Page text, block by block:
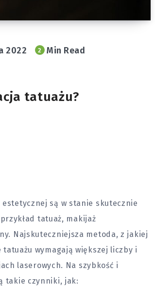
2022 2 Min Read
tatuażu?
są w stanie skutecznie
tatuaż, makijaż
Najskuteczniejsza metoda, z jakiej
wymagają większej liczby i
laserowych. Na szybkość i
takie czynniki, jak: